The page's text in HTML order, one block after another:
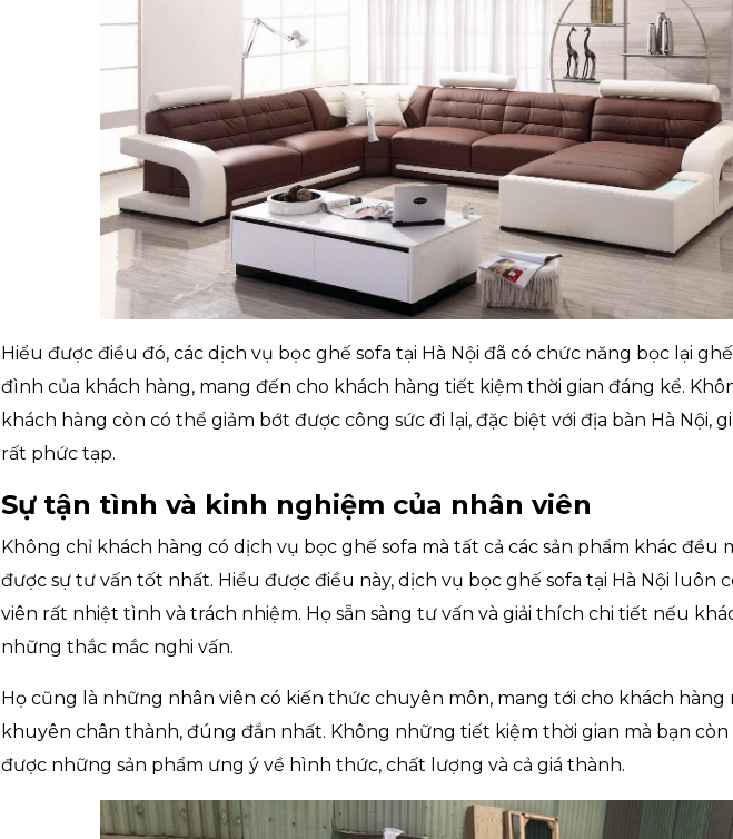
Hiểu được điều đó, các dịch vụ bọc ghế sofa tại Hà Nội đã có chức năng bọc lại
đình của khách hàng, mang đến cho khách hàng tiết kiệm thời gian đáng kể.
khách hàng còn có thể giảm bớt được công sức đi lại, đặc biệt với địa bàn Hà Nội,
rất phức tạp.
Sự tận tình và kinh nghiệm của nhân viên
Không chỉ khách hàng có dịch vụ bọc ghế sofa mà tất cả các sản phẩm khác đều
được sự tư vấn tốt nhất. Hiểu được điều này, dịch vụ bọc ghế sofa tại Hà Nội luôn
viên rất nhiệt tình và trách nhiệm. Họ sẵn sàng tư vấn và giải thích chi tiết nếu
những thắc mắc nghi vấn.
Họ cũng là những nhân viên có kiến thức chuyên môn, mang tới cho khách hàng
khuyên chân thành, đúng đắn nhất. Không những tiết kiệm thời gian mà bạn
được những sản phẩm ưng ý về hình thức, chất lượng và cả giá thành.